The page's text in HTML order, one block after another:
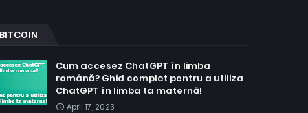
BITCOIN
Cum accesez ChatGPT în limba
română? Ghid complet pentru a utiliza
ChatGPT în limba ta maternă!
April 17, 2023